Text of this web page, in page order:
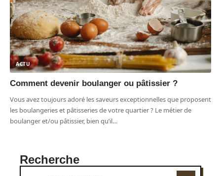
ACTU
Comment devenir boulanger ou pâtissier ?
Vous avez toujours adoré les saveurs exceptionnelles que proposent
les boulangeries et pâtisseries de votre quartier ? Le métier de
boulanger et/ou pâtissier, bien qu’il…
Recherche